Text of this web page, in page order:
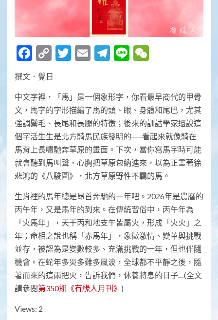
Facebook
Copy
Link
Twitter
EmailTelegram
Line
撰文．覺日
中文字裡，「馬」是一個象形字，你看最早商代的甲骨
文，馬字的字形描繪了馬的頭、眼、身體和尾巴，尤其
強調鬃毛、長尾和長腿的特徵；後來的訓詁學家還說這
個字活生生是北方騎馬民族發明的──看起來就像騎在
馬背上長嘯馳奔草原的畫面。下次，當你寫馬字時可能
就會聽到馬叫聲，心胸把草原包納進來，以為正畫著徐
悲鴻的《八駿圖》，北方草原野性不羈的馬。
生肖裡的馬年總是昂首奔馳的一年吧。2026年是農曆的
丙午年，又是馬年的到來。在傳統習俗中，丙午年為
「火馬年」，天干丙和地支午皆屬火，形成「火火」之
年；命相之說也稱「赤馬年」，象徵激情、變革與挑戰
並存，被認為是變數較多、充滿挑戰的一年，但也伴隨
機會。在蛇年多災多難多風波，全球都不平靜之後，隨
著而來的這兩把火，告訴我們，休養將息的日子…(全文
請參閱第350期《有緣人月刊》 )
Views: 2